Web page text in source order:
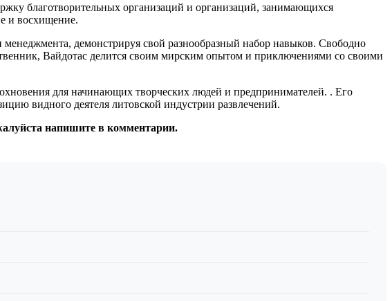
благотворительных организаций и организаций, занимающихся
и восхищение.
демонстрируя свой разнообразный набор навыков. Свободно
Вайдотас делится своим мирским опытом и приключениями со своими
для начинающих творческих людей и предпринимателей. . Его
видного деятеля литовской индустрии развлечений.
напишите в комментарии.